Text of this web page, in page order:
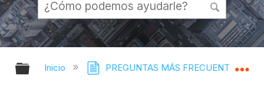
Expandir/contraer jerarquía global
Inicio PREGUNTAS MÁS FRECUENTES